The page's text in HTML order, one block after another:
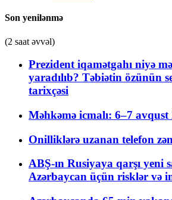
Son yenilənmə
(2 saat əvvəl)
Prezident iqamətgahı niyə
yaradılıb? Təbiətin özünün
tarixçəsi
Məhkəmə icmalı: 6–7 avqust
Onilliklərə uzanan telefon
ABŞ-ın Rusiyaya qarşı yeni
Azərbaycan üçün risklər və